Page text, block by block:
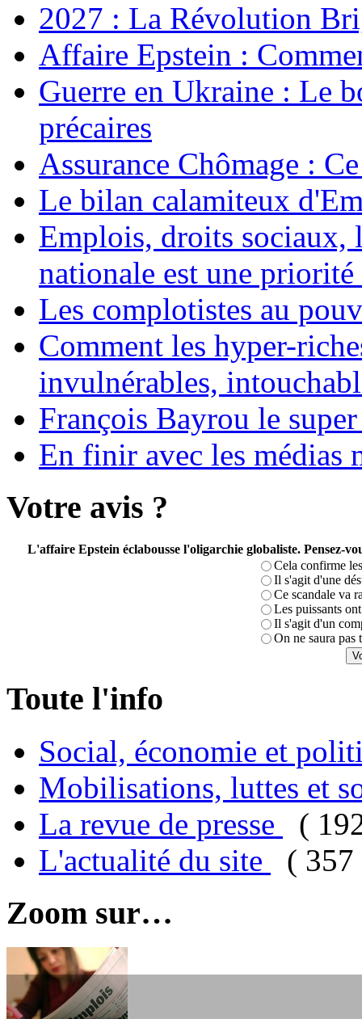
2027 : La Révolution
Affaire Epstein :
Guerre en Ukraine : Le
précaires
Assurance Chômage :
Le bilan calamiteux
Emplois, droits sociaux,
nationale est une
Les complotistes au
Comment les hyper-
invulnérables,
François Bayrou le
En finir avec les médias
Votre avis ?
L'affaire Epstein éclabousse l'oligarchie globaliste. Pensez-
Cela confirme
Il s'agit d'une
Ce scandale va
Les puissants
Il s'agit d'un
On ne saura pas
Toute l'info
Social, économie et
Mobilisations, luttes et
La revue de presse
(
L'actualité du site
( 357
Zoom sur…